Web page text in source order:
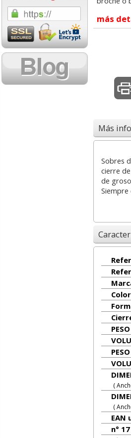
más
Más
Sobres
cierre
de
Siempre
(
(
EAN
n°
Negro,
N9K06AE
desde:14,87
17,99 con Iva